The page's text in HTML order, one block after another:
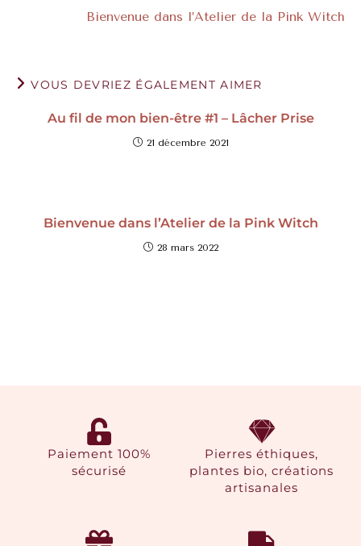
Bienvenue dans l’Atelier de la Pink Witch
VOUS DEVRIEZ ÉGALEMENT AIMER
Au fil de mon bien-être #1 – Lâcher Prise
21 décembre 2021
Bienvenue dans l’Atelier de la Pink Witch
28 mars 2022
Paiement 100%
sécurisé
Pierres éthiques,
plantes bio, créations
artisanales